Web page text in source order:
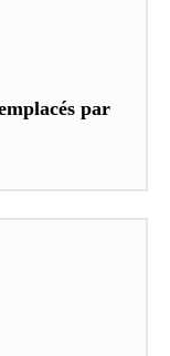
par